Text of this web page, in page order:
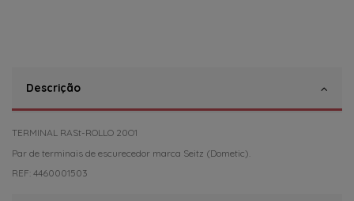
Descrição
TERMINAL RASt-ROLLO 20O1
Par de terminais de escurecedor marca Seitz (Dometic).
REF: 4460001503